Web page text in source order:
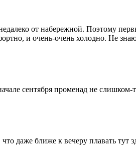
от набережной. Поэтому
и очень-очень холодно. Не
сентября променад не
даже ближе к вечеру плавать тут